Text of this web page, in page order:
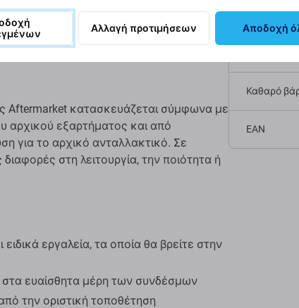
Pro 12.9 (2nd Gen 2017)
δεν λειτουργεί, ο συνομιλητής δεν σας
ζημιά.
Aftermarket κατασκευάζεται σύμφωνα με
αρχικού εξαρτήματος και από
για το αρχικό ανταλλακτικό. Σε
στη λειτουργία, την ποιότητα ή
εργαλεία, τα οποία θα βρείτε στην
στα ευαίσθητα μέρη των συνδέσμων
την οριστική τοποθέτηση
Κατηγορία
Καθαρό
EAN
Αλλαγή προτιμήσεων Αποδοχή